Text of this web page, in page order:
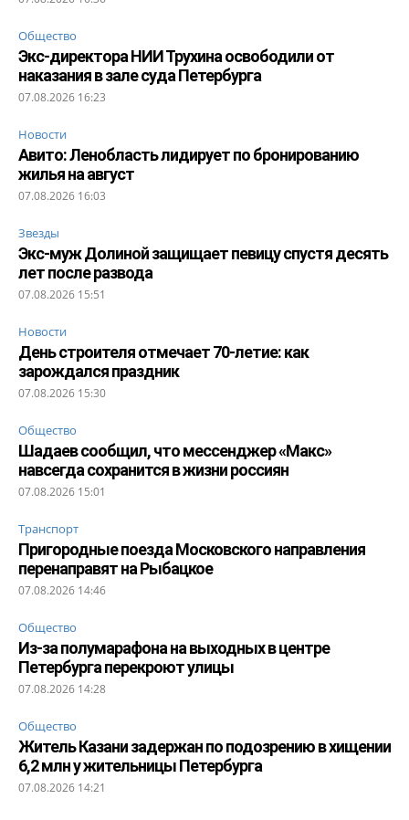
Общество
Экс-директора НИИ Трухина освободили от
наказания в зале суда Петербурга
07.08.2026 16:23
Новости
Авито: Ленобласть лидирует по бронированию
жилья на август
07.08.2026 16:03
Звезды
Экс-муж Долиной защищает певицу спустя десять
лет после развода
07.08.2026 15:51
Новости
День строителя отмечает 70-летие: как
зарождался праздник
07.08.2026 15:30
Общество
Шадаев сообщил, что мессенджер «Макс»
навсегда сохранится в жизни россиян
07.08.2026 15:01
Транспорт
Пригородные поезда Московского направления
перенаправят на Рыбацкое
07.08.2026 14:46
Общество
Из-за полумарафона на выходных в центре
Петербурга перекроют улицы
07.08.2026 14:28
Общество
Житель Казани задержан по подозрению в хищении
6,2 млн у жительницы Петербурга
07.08.2026 14:21